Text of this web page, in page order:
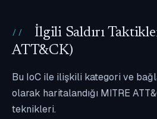
İlgili Saldırı
ATT&CK)
Bu IoC ile ilişkili kategori ve
olarak haritalandığı MITRE
teknikleri.